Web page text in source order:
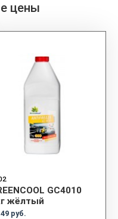
цены
GC4010
жёлтый
руб.